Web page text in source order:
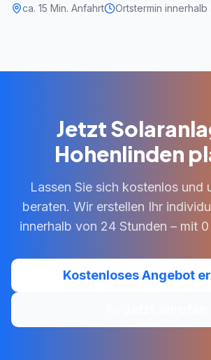
ca. 15 Min. Anfahrt Ortstermin innerhalb
Jetzt
Hohenlinden
Lassen Sie sich kostenlos und
beraten. Wir erstellen Ihr
innerhalb von 24 Stunden – mit
Kostenloses Angebot